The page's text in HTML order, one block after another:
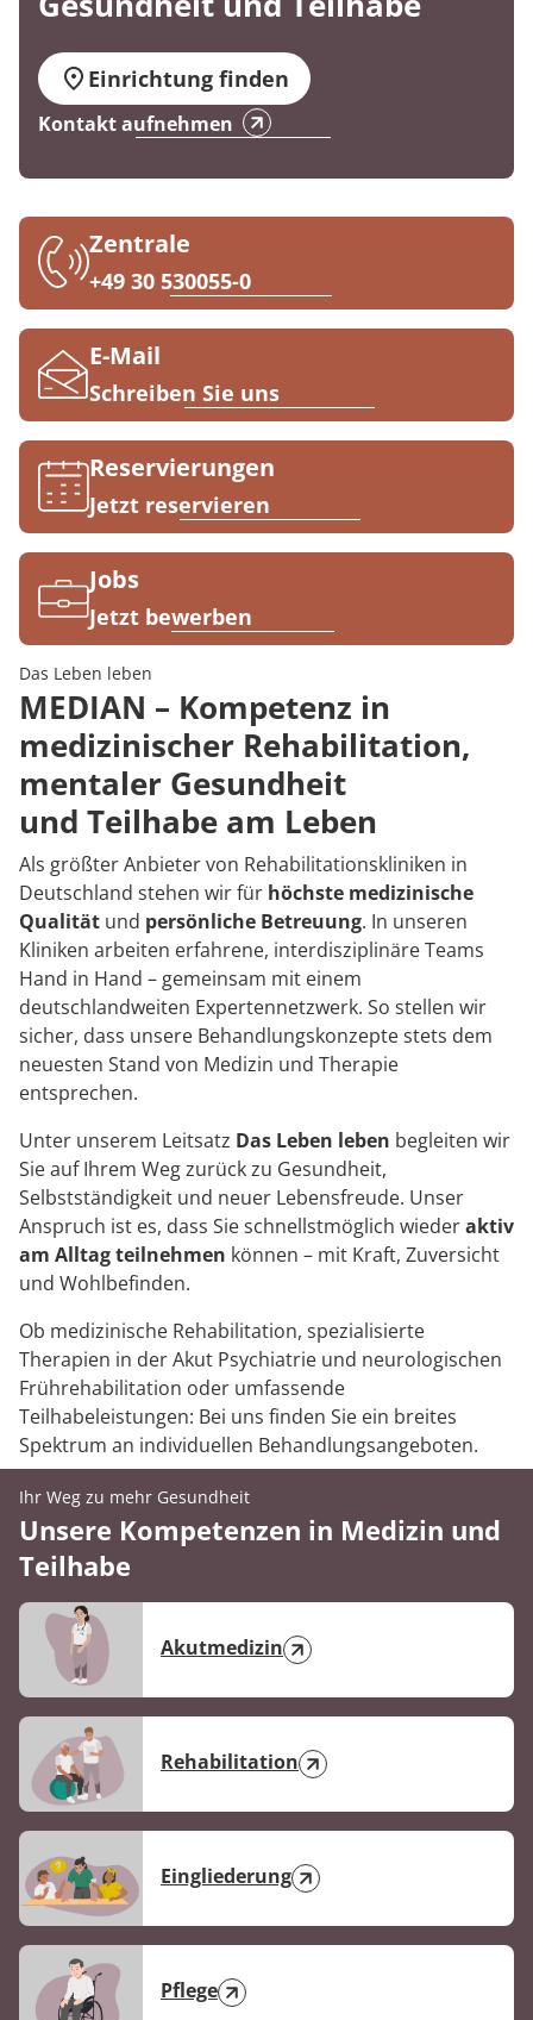
Kinder-und Jugendreha
Gastroenterologie
Stoffwechselerkrankungen
Gynäkologie
HTS & Cochlea
Long Covid
Onkologie
Pneumologie
Rheumatologie
Prävention
Nachsorge
Energiepolitik
Publikationsdatenbank
Kosten & Kostenträger
Zuzahlung & Befreiung
Reha FAQ
Kooperationen
Presse
Blog
Karriere
Einrichtung finden
Kontakt aufnehmen
Zentrale
+49 30 530055-0
E-Mail
Schreiben Sie uns
Reservierungen
Jetzt reservieren
Jobs
Jetzt bewerben
Das Leben leben
MEDIAN – Kompetenz in
medizinischer Rehabilitation,
mentaler Gesundheit
und Teilhabe am Leben
Als größter Anbieter von Rehabilitationskliniken in
Deutschland stehen wir für höchste medizinische
Qualität und persönliche Betreuung. In unseren
Kliniken arbeiten erfahrene, interdisziplinäre Teams
Hand in Hand – gemeinsam mit einem
deutschlandweiten Expertennetzwerk. So stellen wir
sicher, dass unsere Behandlungskonzepte stets dem
neuesten Stand von Medizin und Therapie
entsprechen.
Unter unserem Leitsatz Das Leben leben begleiten wir
Sie auf Ihrem Weg zurück zu Gesundheit,
Selbstständigkeit und neuer Lebensfreude. Unser
Anspruch ist es, dass Sie schnellstmöglich wiederaktiv
am Alltag teilnehmen können – mit Kraft, Zuversicht
und Wohlbefinden.
Ob medizinische Rehabilitation, spezialisierte
Therapien in der Akut Psychiatrie und neurologischen
Frührehabilitation oder umfassende
Teilhabeleistungen: Bei uns finden Sie ein breites
Spektrum an individuellen Behandlungsangeboten.
Ihr Weg zu mehr Gesundheit
Unsere Kompetenzen in Medizin und
Teilhabe
Akutmedizin
Rehabilitation
Eingliederung
Pflege